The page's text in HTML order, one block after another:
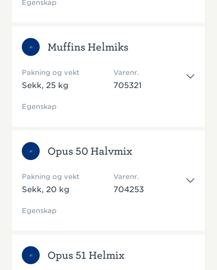
Egenskap
Muffins Helmiks
Pakning og vekt
Sekk, 25 kg
Varenr.
705321
Egenskap
Opus 50 Halvmix
Pakning og vekt
Sekk, 20 kg
Varenr.
704253
Egenskap
Opus 51 Helmix